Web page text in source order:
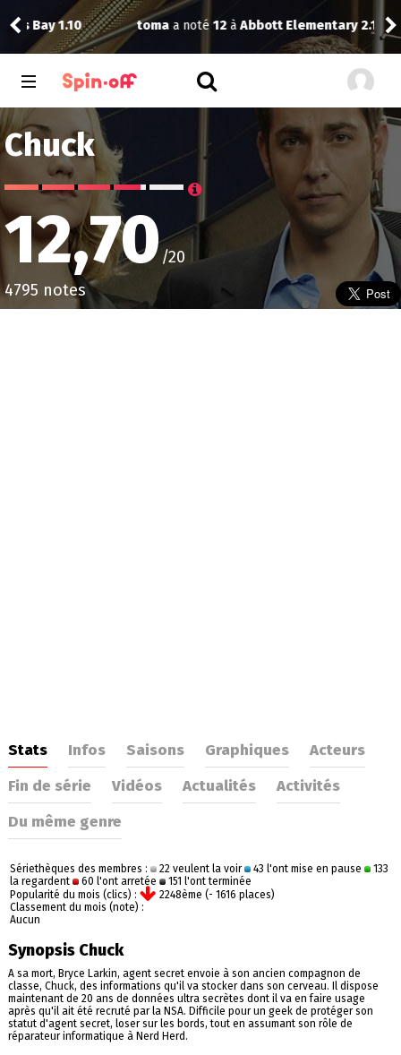
tomaa noté12àAbbott Elementary 2.14
Chuck
12,70/20
4795 notes
Stats Infos Saisons Graphiques
Acteurs
Fin de série
Vidéos Actualités
Activités
Du même genre
Sériethèques des membres : 22 veulent la voir 43 l'ont mise en pause
133
la regardent
60 l'ont arretée
151 l'ont terminée
Popularité du mois (clics) :
2248ème (- 1616 places)
Classement du mois (note) :
Aucun
Synopsis Chuck
A sa mort, Bryce Larkin, agent secret envoie à son ancien compagnon de
classe, Chuck, des informations qu'il va stocker dans son cerveau. Il dispose
maintenant de 20 ans de données ultra secrètes dont il va en faire usage
après qu'il ait été recruté par la NSA. Difficile pour un geek de protéger son
statut d'agent secret, loser sur les bords, tout en assumant son rôle de
réparateur informatique à Nerd Herd.